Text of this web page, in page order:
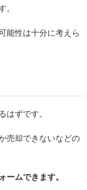
。
能性は十分に考えら
はずです。
売却できないなどの
ームできます。